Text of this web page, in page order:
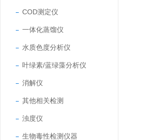
COD测定仪
一体化蒸馏仪
水质色度分析仪
叶绿素/蓝绿藻分析仪
消解仪
其他相关检测
浊度仪
生物毒性检测仪器